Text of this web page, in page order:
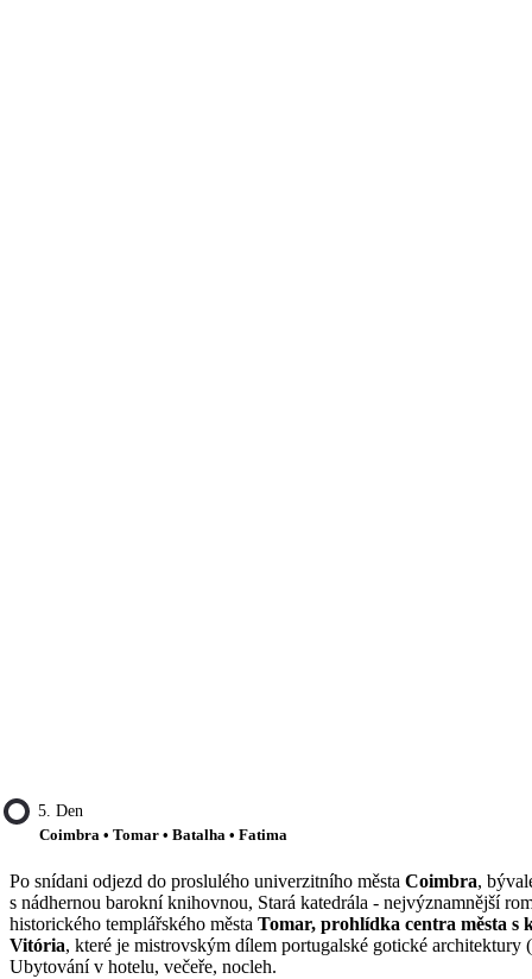
5. Den
Coimbra • Tomar • Batalha • Fatima
Po snídani odjezd do proslulého univerzitního města Coimbra,
s nádhernou barokní knihovnou, Stará katedrála - nejvýznamnější
historického templářského města Tomar, prohlídka centra města s
Vitória, které je mistrovským dílem portugalské gotické
Ubytování v hotelu, večeře, nocleh.